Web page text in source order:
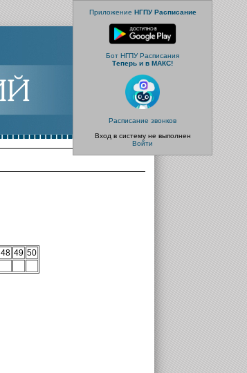
Приложение НГПУ Расписание
Бот НГПУ Расписания
Теперь и в МАКС!
Расписание звонков
Вход в систему не выполнен
Войти
48 49 50